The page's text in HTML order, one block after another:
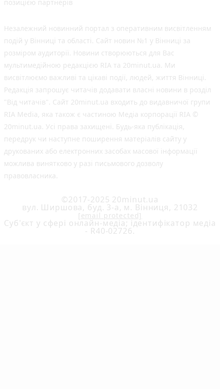
позицією партнерів
Незалежний новинний портал з оперативним висвітленням
подій у Вінниці та області. Сайт новин №1 у Вінниці за
розміром аудиторії. Новини створюються для Вас
мультимедійною редакцією RIA та 20minut.ua. Ми
висвітлюємо важливі та цікаві події, людей, життя Вінниці.
Редакція запрошує читачів додавати власні новини в розділ
"Від читачів". Сайт 20minut.ua входить до видавничої групи
RIA Media, яка також є частиною Медіа корпорації RIA ©
20minut.ua. Усі права захищені. Будь-яка публiкацiя,
передрук чи наступне поширення матеріалів сайту у
друкованих або електронних засобах масової інформації
можлива винятково у разі письмового дозволу
правовласника.
©2017-2025 20minut.ua
вул. Ширшова, буд. 3-а, м. Вінниця, 21032
[email protected]
Cуб'єкт у сфері онлайн-медіа; ідентифікатор медіа
- R40-02726.